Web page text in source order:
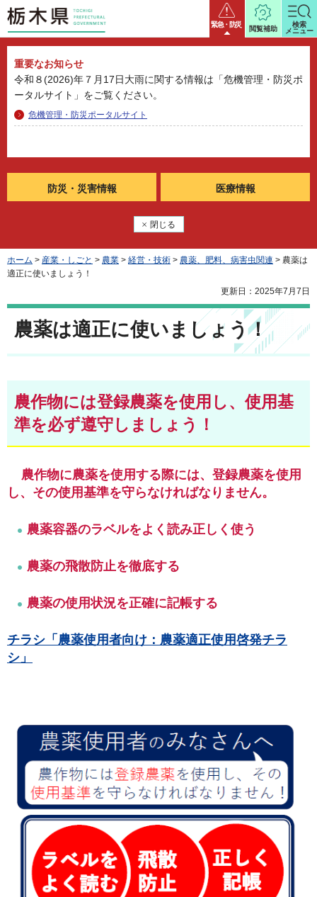
栃木県 緊急・防災
重要なお知らせ
令和８(2026)年７月17日大雨に関する情報は「危機管理・防災ポ
ータルサイト」をご覧ください。
危機管理・防災ポータルサイト
防災・ 災害情報 医療情報
閉じる
閲覧補助
検索
メニュー
ホーム > 産業・しごと > 農業 > 経営・技術 > 農薬、肥料、病害虫関連 > 農薬は
適正に使いましょう！
更新日：2025年7月7日
農薬は適正に使いましょう！
農作物には登録農薬を使用し、使用基
準を必ず遵守しましょう！
農作物に農薬を使用する際には、登録農薬を使用
し、その使用基準を守らなければなりません。
農薬容器のラベルをよく読み正しく使う
農薬の飛散防止を徹底する
農薬の使用状況を正確に記帳する
チラシ「農薬使用者向け：農薬適正使用啓発チラ
シ」